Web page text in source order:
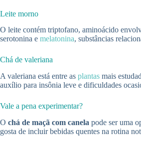
Leite morno
O leite contém triptofano, aminoácido
serotonina e melatonina, substâncias
Chá de valeriana
A valeriana está entre as plantas mais
auxílio para insônia leve e dificuldades
Vale a pena experimentar?
O chá de maçã com canela pode ser uma
gosta de incluir bebidas quentes na rotina